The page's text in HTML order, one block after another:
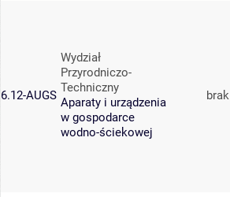
6.12-AUGS
Wydział
Przyrodniczo-
Techniczny
Aparaty i urządzenia
w gospodarce
wodno-ściekowej
brak